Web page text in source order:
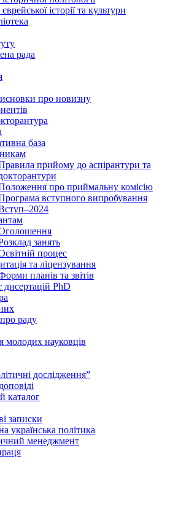
історії та культури
рада
про новизну
база
прийому до аспірантури та
про приймальну комісію
вступного випробування
занять
процес
та ліцензування
планів та звітів
дисертацій PhD
раду
молодих науковців
дослідження”
каталог
записки
українська політика
менеджмент